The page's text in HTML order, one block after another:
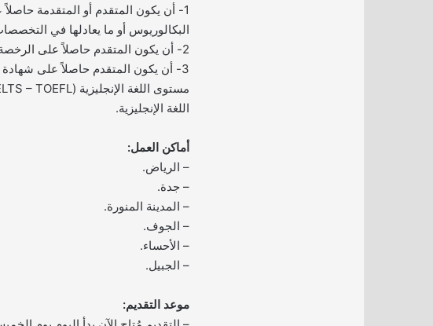
1- أن يكون المتقدم أو المتقدمة
البكالوريوس أو ما يعادلها في
2- أن يكون المتقدم حاصلاً على الرخصة المهنية.
3- أن يكون المتقدم حاصلاً على شهادة
اللغة الإنجليزية.
أماكن العمل:
– الرياض.
– جدة.
– المدينة المنورة.
– الجوف.
– الأحساء.
– الجبيل.
موعد التقديم: